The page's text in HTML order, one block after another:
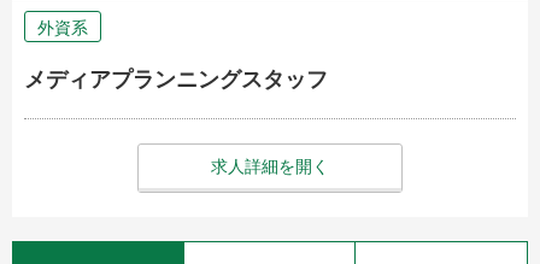
外資系
メディアプランニングスタッフ
求人詳細を開く